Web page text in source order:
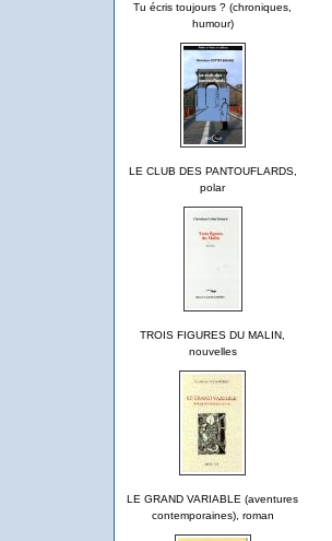
Tu écris toujours ? (chroniques,
humour)
LE CLUB DES PANTOUFLARDS,
polar
TROIS FIGURES DU MALIN,
nouvelles
LE GRAND VARIABLE (aventures
contemporaines), roman